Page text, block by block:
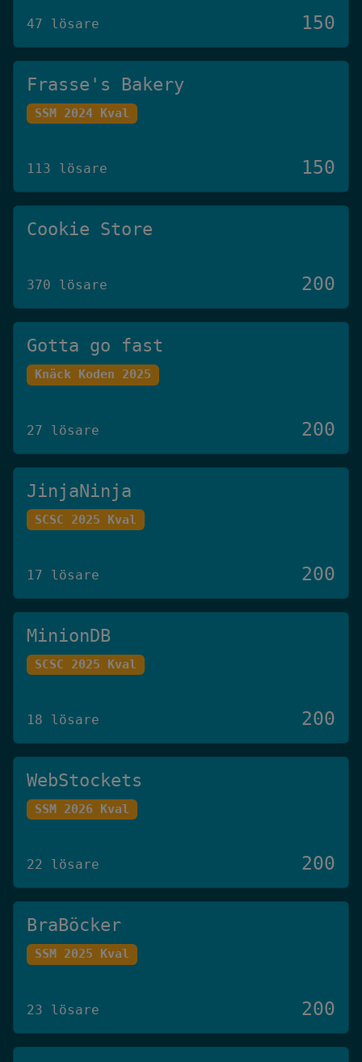
47 lösare 150
Frasse's Bakery
SSM 2024 Kval
113 lösare 150
Cookie Store
370 lösare 200
Gotta go fast
Knäck Koden 2025
27 lösare 200
JinjaNinja
SCSC 2025 Kval
17 lösare 200
MinionDB
SCSC 2025 Kval
18 lösare 200
WebStockets
SSM 2026 Kval
22 lösare 200
BraBöcker
SSM 2025 Kval
23 lösare 200